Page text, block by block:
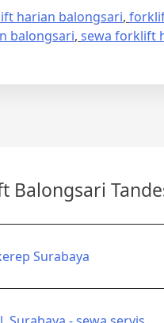
harian balongsari,
balongsari, sewa forklift
Balongsari
Surabaya